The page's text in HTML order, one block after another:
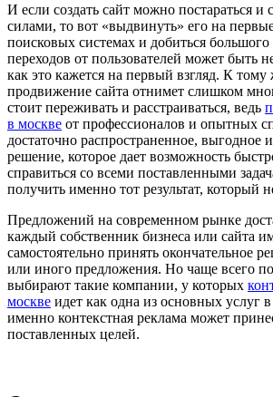
И если создать сайт можно постараться и
силами, то вот «выдвинуть» его на
поисковых системах и добиться большого
переходов от пользователей может быть
как это кажется на первый взгляд. К тому
продвижение сайта отнимет слишком
стоит переживать и расстраиваться, ведь
в москве от профессионалов и опытных
достаточно распространенное, выгодное
решение, которое дает возможность
справиться со всеми поставленными
получить именно тот результат, который
Предложений на современном рынке
каждый собственник бизнеса или сайта
самостоятельно принять окончательное
или иного предложения. Но чаще всего
выбирают такие компании, у которых
москве идет как одна из основных услуг
именно контекстная реклама может
поставленных целей.